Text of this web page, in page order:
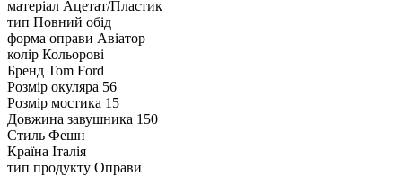
матеріал Ацетат/Пластик
тип Повний обід
форма оправи Авіатор
колір Кольорові
Бренд Tom Ford
Розмір окуляра 56
Розмір мостика 15
Довжина завушника 150
Стиль Фешн
Країна Італія
тип продукту Оправи